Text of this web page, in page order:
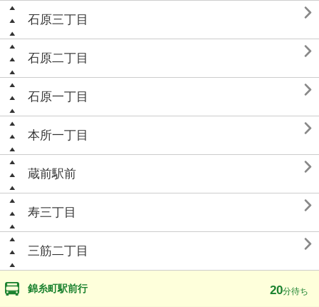
石原三丁目 
石原二丁目 
石原一丁目 
本所一丁目 
蔵前駅前 
寿三丁目 
三筋二丁目 
錦糸町駅前行 20分待ち